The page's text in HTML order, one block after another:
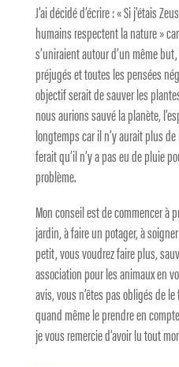
J’ai décidé d’écrire : « Si j’étais
humains respectent la nature »
s’uniraient autour d’un même
préjugés et toutes les pensées
objectif serait de sauver les
nous aurions sauvé la planète,
longtemps car il n’y aurait plus
ferait qu’il n’y a pas eu de pluie
problème.
Mon conseil est de commencer à
jardin, à faire un potager, à
petit, vous voudrez faire plus,
association pour les animaux en
avis, vous n’êtes pas obligés de
quand même le prendre en
je vous remercie d’avoir lu tout